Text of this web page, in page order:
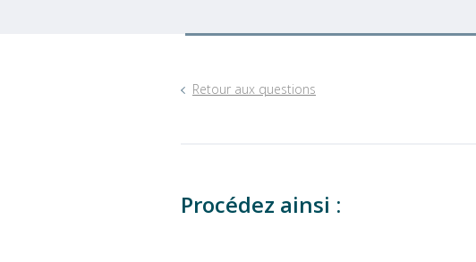
Retour aux questions
Procédez ainsi :